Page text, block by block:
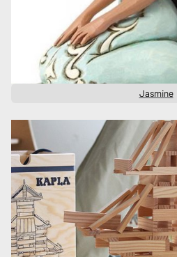
Jasmine